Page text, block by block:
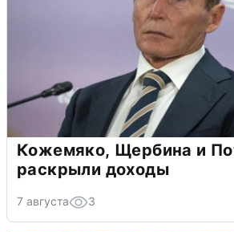
Кожемяко, Щербина и
раскрыли доходы
7 августа 3